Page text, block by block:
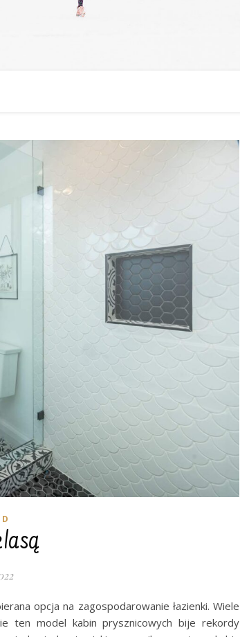
opcja na zagospodarowanie łazienki. Wiele
ten model kabin prysznicowych bije rekordy